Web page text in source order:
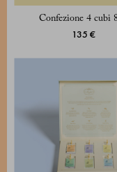
Confezione 4 cubi
135 €